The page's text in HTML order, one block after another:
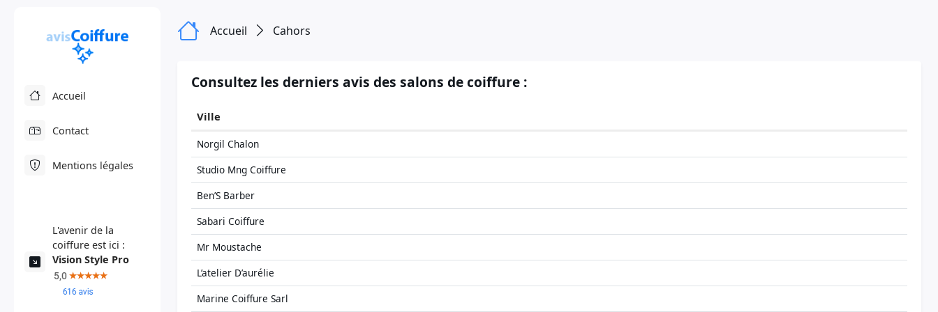
Accueil
Contact
Mentions légales
L'avenir de la
coiffure est ici :
Vision Style Pro
Accueil Cahors
Consultez les derniers avis des salons de coiffure :
Ville
Norgil Chalon
Studio Mng Coiffure
Ben’S Barber
Sabari Coiffure
Mr Moustache
L’atelier D’aurélie
Marine Coiffure Sarl